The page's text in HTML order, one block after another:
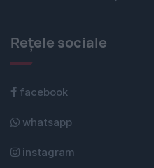
Rețele sociale
facebook
whatsapp
instagram